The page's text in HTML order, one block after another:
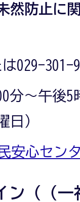
然防止に
029-301-
分～午後
日）
安心セン
ン（（